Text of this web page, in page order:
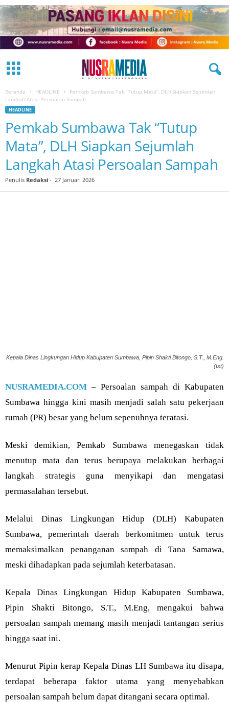
Beranda HEADLINE
Pemkab Sumbawa Tak “Tutup Mata”, DLH Siapkan Sejumlah
Langkah Atasi Persoalan Sampah
HEADLINE
Pemkab Sumbawa Tak “Tutup
Mata”, DLH Siapkan Sejumlah
Langkah Atasi Persoalan Sampah
Penulis Redaksi - 27 Januari 2026
Kepala Dinas Lingkungan Hidup Kabupaten Sumbawa, Pipin Shakti Bitongo, S.T., M.Eng.
(Ist)
NUSRAMEDIA.COM – Persoalan sampah di Kabupaten
Sumbawa hingga kini masih menjadi salah satu pekerjaan
rumah (PR) besar yang belum sepenuhnya teratasi.
Meski demikian, Pemkab Sumbawa menegaskan tidak
menutup mata dan terus berupaya melakukan berbagai
langkah strategis guna menyikapi dan mengatasi
permasalahan tersebut.
Melalui Dinas Lingkungan Hidup (DLH) Kabupaten
Sumbawa, pemerintah daerah berkomitmen untuk terus
memaksimalkan penanganan sampah di Tana Samawa,
meski dihadapkan pada sejumlah keterbatasan.
Kepala Dinas Lingkungan Hidup Kabupaten Sumbawa,
Pipin Shakti Bitongo, S.T., M.Eng, mengakui bahwa
persoalan sampah memang masih menjadi tantangan serius
hingga saat ini.
Menurut Pipin kerap Kepala Dinas LH Sumbawa itu disapa,
terdapat beberapa faktor utama yang menyebabkan
persoalan sampah belum dapat ditangani secara optimal.